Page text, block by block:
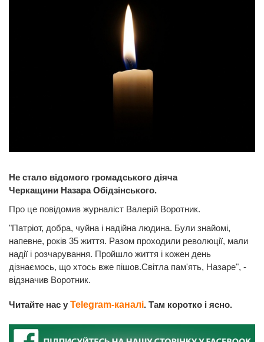
Не стало відомого громадського діяча
Черкащини Назара Обідзінського.
Про це повідомив журналіст Валерій Воротник.
"Патріот, добра, чуйна і надійна людина. Були знайомі,
напевне, років 35 життя. Разом проходили революції, мали
надії і розчарування. Пройшло життя і кожен день
дізнаємось, що хтось вже пішов.Світла пам'ять, Назаре", -
відзначив Воротник.
Читайте нас у Telegram-каналі. Там коротко і ясно.